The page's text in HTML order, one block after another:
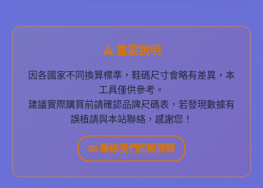
⚠️ 重要說明
因各國家不同換算標準，鞋碼尺寸會略有差異，本
工具僅供參考。
建議實際購買前請確認品牌尺碼表，若發現數據有
誤植請與本站聯絡，感謝您！
📧 聯絡我們回報問題